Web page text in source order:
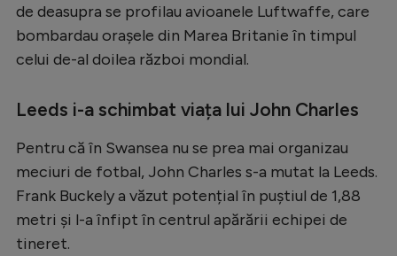
Creează cont
de deasupra se profilau avioanele Luftwaffe, care
bombardau orașele din Marea Britanie în timpul
celui de-al doilea război mondial.
Leeds i-a schimbat viața lui John Charles
Pentru că în Swansea nu se prea mai organizau
meciuri de fotbal, John Charles s-a mutat la Leeds.
Frank Buckely a văzut potențial în puștiul de 1,88
metri și l-a înfipt în centrul apărării echipei de
tineret.